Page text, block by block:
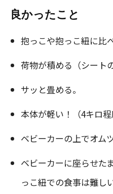
良かったこと
抱っこや抱っこ紐に比
荷物が積める（シート
サッと畳める。
本体が軽い！（4キロ程
ベビーカーの上でオム
ベビーカーに座らせた
っこ紐での食事は難し